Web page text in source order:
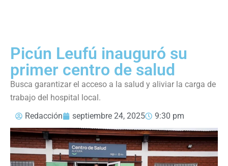
Picún Leufú inauguró su
primer centro de salud
Busca garantizar el acceso a la salud y aliviar la carga de
trabajo del hospital local.
Redacción
septiembre 24, 2025 9:30 pm